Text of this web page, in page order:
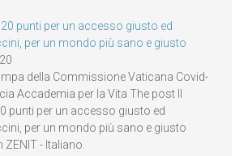
20 punti per un accesso giusto ed
per un mondo più sano e giusto
della Commissione Vaticana Covid-
Accademia per la Vita The post Il
punti per un accesso giusto ed
per un mondo più sano e giusto
- Italiano.